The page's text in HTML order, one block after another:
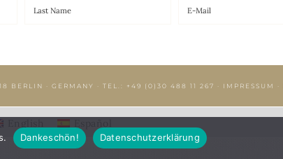
BERLIN · GERMANY · TEL.: +49 (0)30 488 11 267 · IMPRESSUM ·
Dankeschön! Datenschutzerklärung